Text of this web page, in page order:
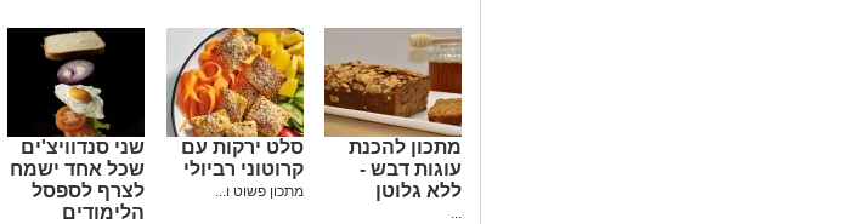
מתכון להכנת
עוגות דבש -
ללא גלוטן
...
סלט ירקות עם
קרוטוני רביולי
מתכון פשוט ו...
שני סנדוויצ'ים
שכל אחד ישמח
לצרף לספסל
הלימודים